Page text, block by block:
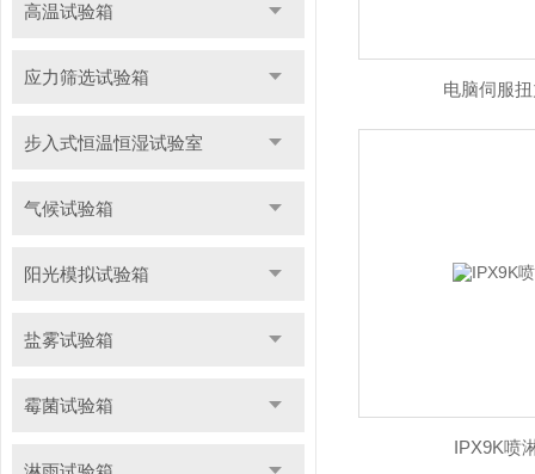
高温试验箱
应力筛选试验箱
步入式恒温恒湿试验室
气候试验箱
阳光模拟试验箱
盐雾试验箱
霉菌试验箱
电脑伺服
IPX9K喷